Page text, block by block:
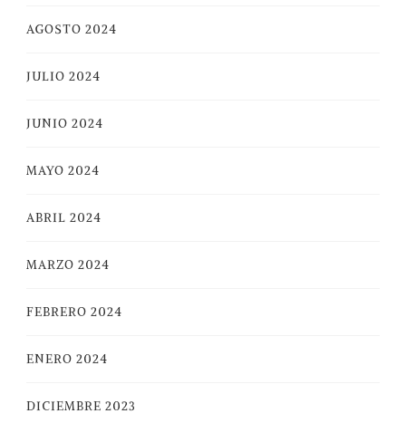
AGOSTO 2024
JULIO 2024
JUNIO 2024
MAYO 2024
ABRIL 2024
MARZO 2024
FEBRERO 2024
ENERO 2024
DICIEMBRE 2023